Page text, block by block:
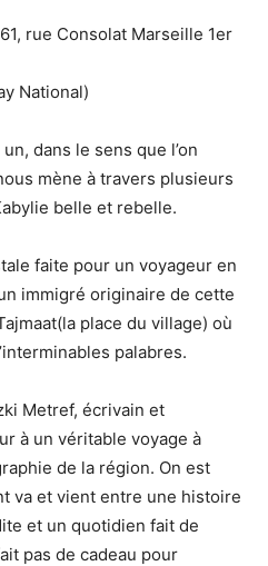
rue Consolat Marseille 1er
National)
dans le sens que l’on
mène à travers plusieurs
belle et rebelle.
faite pour un voyageur en
immigré originaire de cette
place du village) où
palabres.
Metref, écrivain et
à un véritable voyage à
de la région. On est
va et vient entre une histoire
et un quotidien fait de
pas de cadeau pour